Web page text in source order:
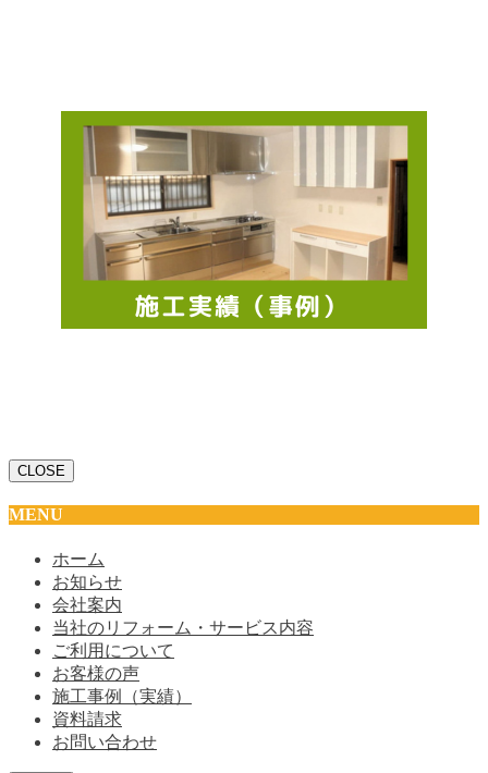
CLOSE
MENU
ホーム
お知らせ
会社案内
当社のリフォーム・サービス内容
ご利用について
お客様の声
施工事例（実績）
資料請求
お問い合わせ